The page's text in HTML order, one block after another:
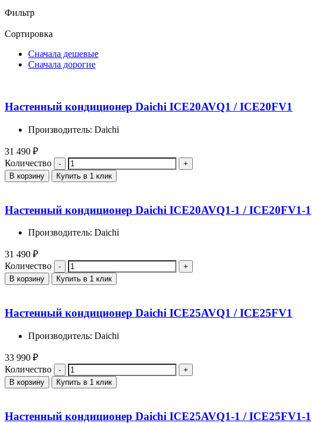
Фильтр
Сортировка
Сначала дешевые
Сначала дорогие
Настенный кондиционер Daichi ICE20AVQ1 / ICE20FV1
Производитель: Daichi
31 490 ₽
Количество
В корзину Купить в 1 клик
Настенный кондиционер Daichi ICE20AVQ1-1 / ICE20FV1-1
Производитель: Daichi
31 490 ₽
Количество
В корзину Купить в 1 клик
Настенный кондиционер Daichi ICE25AVQ1 / ICE25FV1
Производитель: Daichi
33 990 ₽
Количество
В корзину Купить в 1 клик
Настенный кондиционер Daichi ICE25AVQ1-1 / ICE25FV1-1